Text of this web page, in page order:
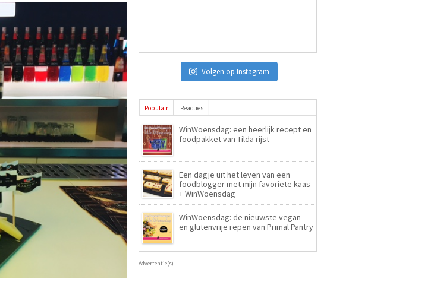
Volgen op Instagram
Populair Reacties
WinWoensdag: een heerlijk recept en
foodpakket van Tilda rijst
Een dagje uit het leven van een
foodblogger met mijn favoriete kaas
+ WinWoensdag
WinWoensdag: de nieuwste vegan-
en glutenvrije repen van Primal Pantry
Advertentie(s)